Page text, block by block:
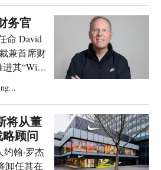
：Nike
休闲服
帽卫衣、
，均饰有
队徽。
部专属
了12%，
期录得
，深入分
领先优势
名字：
，阿迪达
，其中价
万美元的
MIV算法
、线上出
务官
命 David
兼首席财
其“Win
将于 8 月
替现任首
9 月 4
过渡。
公司
5 月起担
将从董
顾问
约翰·罗杰
卸任其在